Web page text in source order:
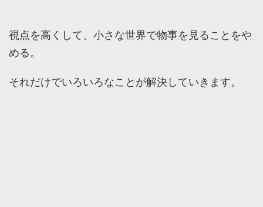
視点を高くして、小さな世界で物事を見ることをや
める。
それだけでいろいろなことが解決していきます。